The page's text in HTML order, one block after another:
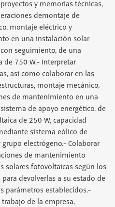
proyectos y memorias técnicas,
demontaje de
montaje eléctrico y
en una instalación solar
seguimiento, de una
750 W.- Interpretar
así como colaborar en las
montaje mecánico,
de mantenimiento en una
de apoyo energético, de
de 250 W, capacidad
sistema eólico de
electrógeno.- Colaborar
de mantenimiento
solares fotovoltaicas según los
devolverlas a su estado de
parámetros establecidos.-
de la empresa,